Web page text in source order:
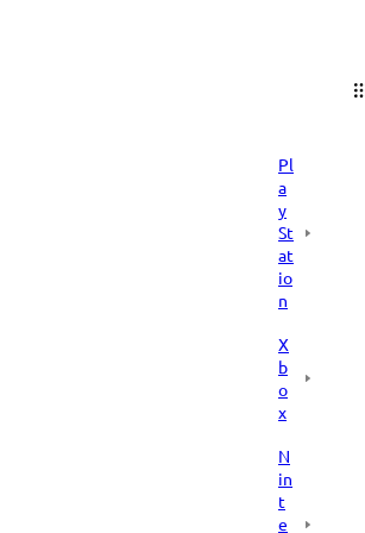
Pl
a
y
St
at
io
n
X
b
o
x
N
in
t
e